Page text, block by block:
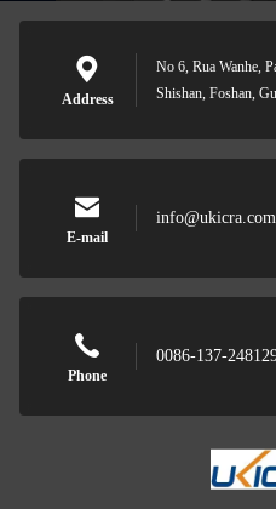
Address
No 6, Rua Wanhe,
Shishan, Foshan,
E-mail
info@ukicra.com
Phone
0086-137-